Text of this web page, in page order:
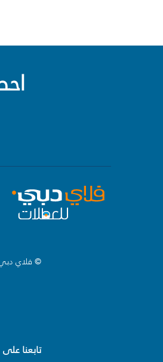
© فلاي دبي 2025. جميع الحقوق
تابعنا على